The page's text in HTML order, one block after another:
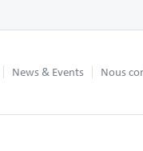
News & Events Nous